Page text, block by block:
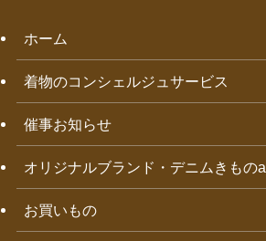
ホーム
着物のコンシェルジュサービス
催事お知らせ
オリジナルブランド・デニムきもの
お買いもの